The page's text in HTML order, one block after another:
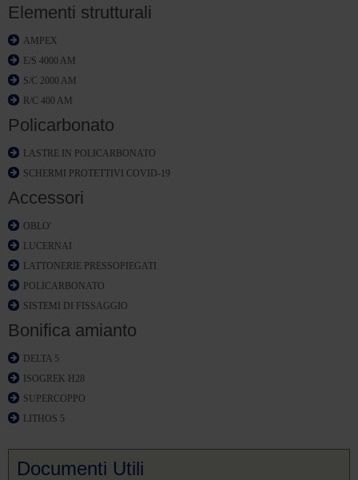
Elementi strutturali
AMPEX
E/S 4000 AM
S/C 2000 AM
R/C 400 AM
Policarbonato
LASTRE IN POLICARBONATO
SCHERMI PROTETTIVI COVID-19
Accessori
OBLO'
LUCERNAI
LATTONERIE PRESSOPIEGATI
POLICARBONATO
SISTEMI DI FISSAGGIO
Bonifica amianto
DELTA 5
ISOGREK H28
SUPERCOPPO
LITHOS 5
Documenti Utili